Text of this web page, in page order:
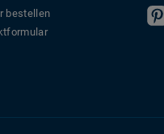
bestellen